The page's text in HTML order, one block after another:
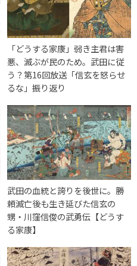
「どうする家康」弱き主君は害
悪、滅ぶが民のため。武田に従
う？第16回放送「信玄を怒らせ
るな」振り返り
武田の血統と誇りを後世に。勝
頼滅亡後も生き延びた信玄の
甥・川窪信俊の武勇伝【どうす
る家康】